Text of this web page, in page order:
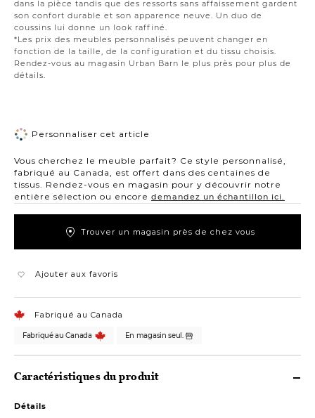
dans la pièce tandis que des ressorts sans affaissement gardent
son confort durable et son apparence neuve. Un duo de
coussins lui donne un look raffiné.
*Les prix des meubles personnalisés peuvent changer en
fonction de la taille, de la configuration et du tissu choisis.
Rendez-vous au magasin Urban Barn le plus près pour plus de
détails.
Personnaliser cet article
Vous cherchez le meuble parfait? Ce style personnalisé,
fabriqué au Canada, est offert dans des centaines de
tissus. Rendez-vous en magasin pour y découvrir notre
entière sélection ou encore demandez un échantillon ici.
Trouver un magasin près de chez vous
Ajouter aux favoris
Fabriqué au Canada
Fabriqué au Canada En magasin seul.
Caractéristiques du produit
Détails